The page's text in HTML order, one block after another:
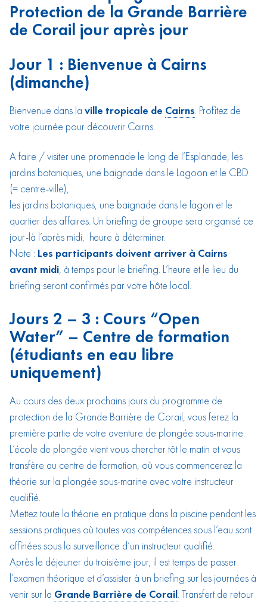
Protection de la Grande Barrière
de Corail jour après jour
Jour 1 : Bienvenue à Cairns
(dimanche)
Bienvenue dans la ville tropicale de Cairns. Profitez de
votre journée pour découvrir Cairns.
A faire / visiter une promenade le long de l’Esplanade, les
jardins botaniques, une baignade dans le Lagoon et le CBD
(= centre-ville),
les jardins botaniques, une baignade dans le lagon et le
quartier des affaires. Un briefing de groupe sera organisé ce
jour-là l’après midi, heure à déterminer.
Note : Les participants doivent arriver à Cairns
avant midi , à temps pour le briefing. L’heure et le lieu du
briefing seront confirmés par votre hôte local.
Jours 2 – 3 : Cours “Open
Water” – Centre de formation
(étudiants en eau libre
uniquement)
Au cours des deux prochains jours du programme de
protection de la Grande Barrière de Corail, vous ferez la
première partie de votre aventure de plongée sous-marine.
L’école de plongée vient vous chercher tôt le matin et vous
transfère au centre de formation, où vous commencerez la
théorie sur la plongée sous-marine avec votre instructeur
qualifié.
Mettez toute la théorie en pratique dans la piscine pendant les
sessions pratiques où toutes vos compétences sous l’eau sont
affinées sous la surveillance d’un instructeur qualifié.
Après le déjeuner du troisième jour, il est temps de passer
l’examen théorique et d’assister à un briefing sur les journées à
venir sur la Grande Barrière de Corail . Transfert de retour